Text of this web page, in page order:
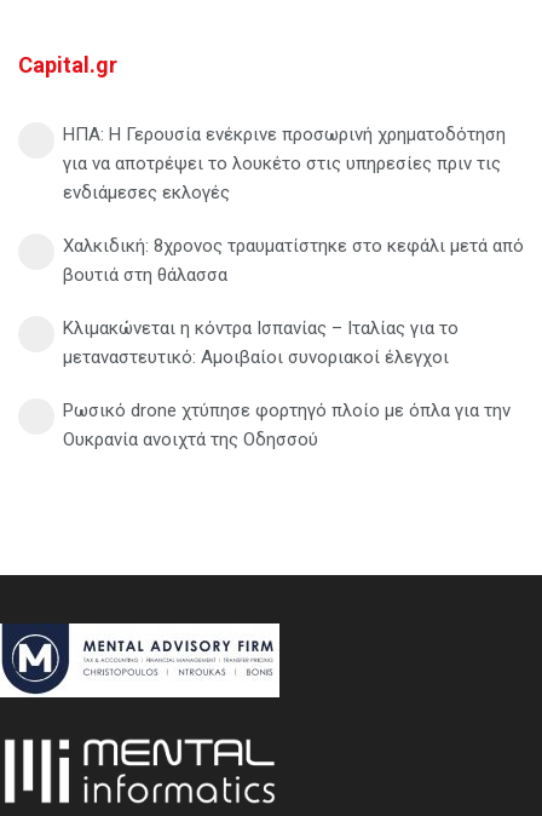
Capital.gr
ΗΠΑ: Η Γερουσία ενέκρινε προσωρινή χρηματοδότηση
για να αποτρέψει το λουκέτο στις υπηρεσίες πριν τις
ενδιάμεσες εκλογές
Χαλκιδική: 8χρονος τραυματίστηκε στο κεφάλι μετά από
βουτιά στη θάλασσα
Κλιμακώνεται η κόντρα Ισπανίας – Ιταλίας για το
μεταναστευτικό: Αμοιβαίοι συνοριακοί έλεγχοι
Ρωσικό drone χτύπησε φορτηγό πλοίο με όπλα για την
Ουκρανία ανοιχτά της Οδησσού